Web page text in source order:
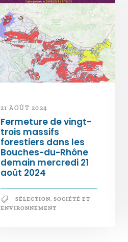
21 AOÛT 2024
Fermeture de vingt-
trois massifs
forestiers dans les
Bouches-du-Rhône
demain mercredi 21
août 2024
SÉLECTION, SOCIÉTÉ ET
ENVIRONNEMENT